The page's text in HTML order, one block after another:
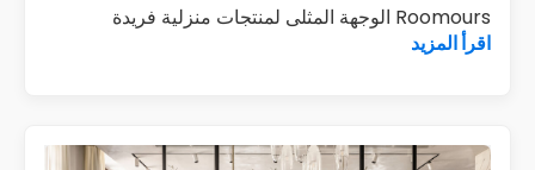
Roomours الوجهة المثلى لمنتجات منزلية فريدة
اقرأ المزيد